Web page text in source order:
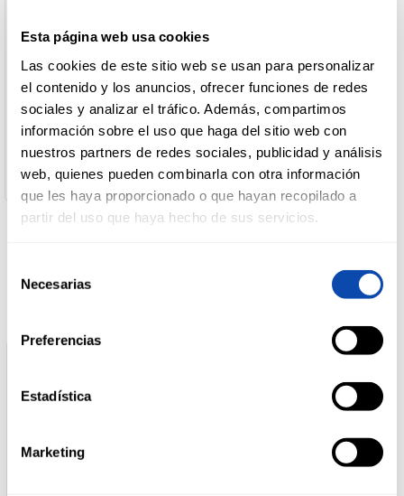
Esta página web usa cookies
Las cookies de este sitio web se usan para personalizar
el contenido y los anuncios, ofrecer funciones de redes
sociales y analizar el tráfico. Además, compartimos
información sobre el uso que haga del sitio web con
nuestros partners de redes sociales, publicidad y análisis
web, quienes pueden combinarla con otra información
que les haya proporcionado o que hayan recopilado a
partir del uso que haya hecho de sus servicios.
Necesarias
Preferencias
Estadística
Marketing
DROGUERÍA
PERFUMERÍA
MASCOTAS
HOGAR
Cruzcampo Cerveza Pilsen Lata, 1x33cl
España
Nombre de Operador:
Heineken España SA
Dirección del Operador:
Av. De Andalucia 1 - 41007 Sevilla
Cantidad neta:
33 c3